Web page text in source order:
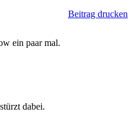
Beitrag drucken
ein paar mal.
dabei.